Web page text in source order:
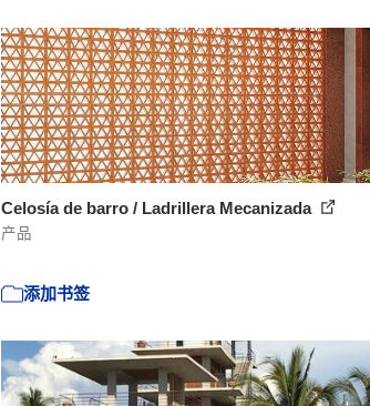
Celosía de barro / Ladrillera Mecanizada
产品
添加书签